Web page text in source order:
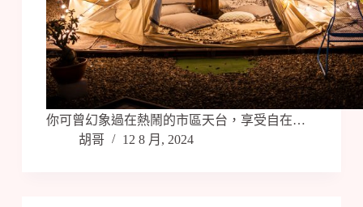
你可曾幻象過在熱鬧的市區天台，享受自在…
胡哥
12 8 月, 2024